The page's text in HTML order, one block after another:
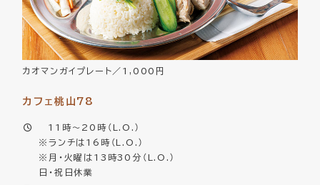
カオマンガイプレート／1,000円
カフェ桃山78
11時～20時（L.O.）
※ランチは16時（L.O.）
※月・火曜は13時30分（L.O.）
日・祝日休業